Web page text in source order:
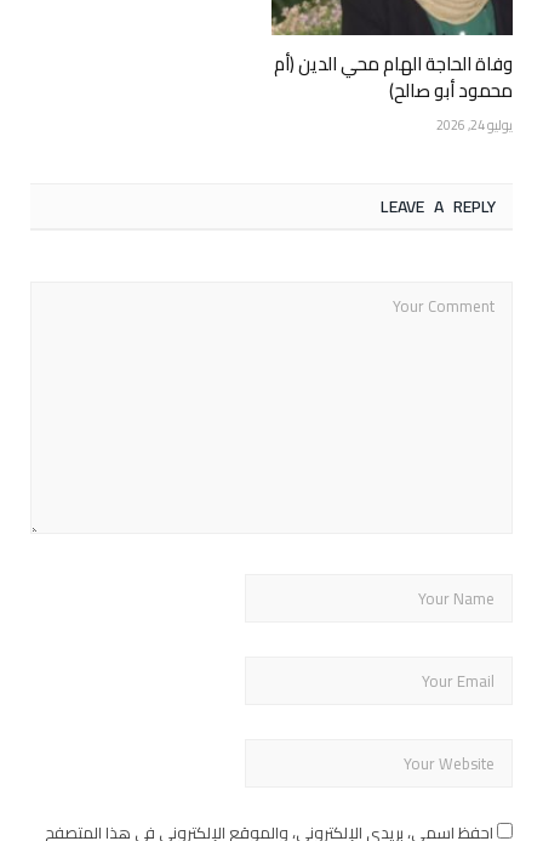
وفاة الحاجة الهام محي الدين (أم
محمود أبو صالح)
يوليو 24, 2026
LEAVE A REPLY
احفظ اسمي، بريدي الإلكتروني، والموقع الإلكتروني في هذا المتصفح